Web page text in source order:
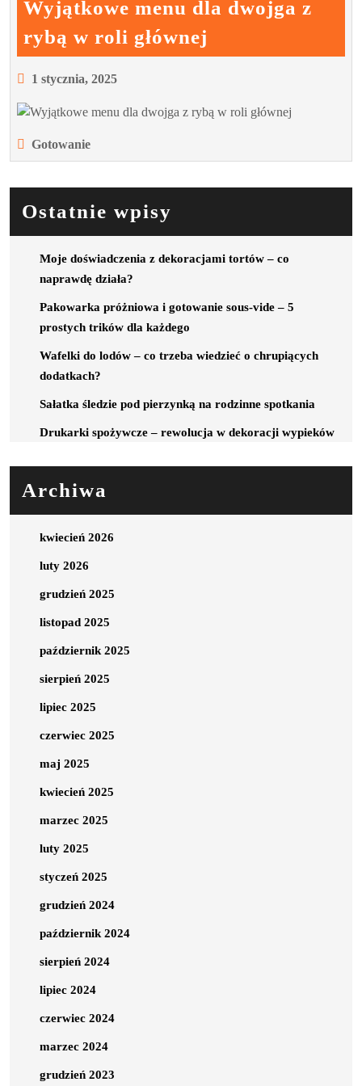
w
trwałość
Wyjątkowe menu dla dwojga z
rybą w roli głównej
menu
dwojga
1 stycznia, 20251
2025
Gotowanie
Ostatnie wpisy
Moje doświadczenia z dekoracjami tortów – co
naprawdę działa?
Pakowarka próżniowa i gotowanie sous-vide – 5
prostych trików dla każdego
Wafelki do lodów – co trzeba wiedzieć o chrupiących
dodatkach?
Sałatka śledzie pod pierzynką na rodzinne spotkania
Drukarki spożywcze – rewolucja w dekoracji wypieków
Archiwa
kwiecień 2026
luty 2026
grudzień 2025
listopad 2025
październik 2025
sierpień 2025
lipiec 2025
czerwiec 2025
maj 2025
kwiecień 2025
marzec 2025
luty 2025
styczeń 2025
grudzień 2024
październik 2024
sierpień 2024
lipiec 2024
czerwiec 2024
marzec 2024
grudzień 2023